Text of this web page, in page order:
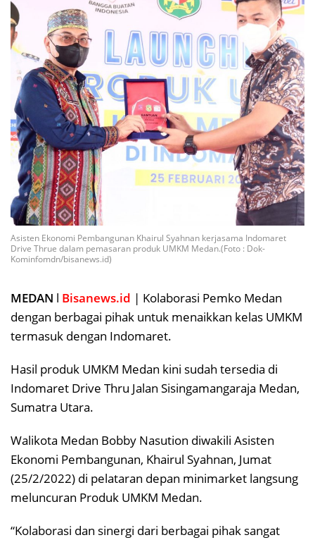
Asisten Ekonomi Pembangunan Khairul Syahnan kerjasama Indomaret
Drive Thrue dalam pemasaran produk UMKM Medan.(Foto : Dok-
Kominfomdn/bisanews.id)
MEDAN l Bisanews.id | Kolaborasi Pemko Medan
dengan berbagai pihak untuk menaikkan kelas UMKM
termasuk dengan Indomaret.
Hasil produk UMKM Medan kini sudah tersedia di
Indomaret Drive Thru Jalan Sisingamangaraja Medan,
Sumatra Utara.
Walikota Medan Bobby Nasution diwakili Asisten
Ekonomi Pembangunan, Khairul Syahnan, Jumat
(25/2/2022) di pelataran depan minimarket langsung
meluncuran Produk UMKM Medan.
“Kolaborasi dan sinergi dari berbagai pihak sangat